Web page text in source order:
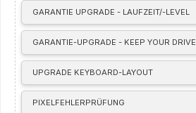
GARANTIE UPGRADE - LAUFZEIT/-LEVEL
GARANTIE-UPGRADE - KEEP YOUR DRIVE
UPGRADE KEYBOARD-LAYOUT
PIXELFEHLERPRÜFUNG